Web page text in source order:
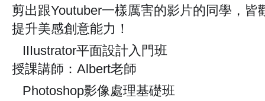
剪出跟Youtuber一樣厲害的影片的同學，皆
提升美感創意能力！
IIIustrator平面設計入門班
授課講師：Albert老師
Photoshop影像處理基礎班